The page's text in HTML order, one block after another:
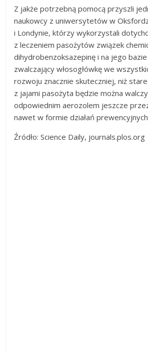
Z jakże potrzebną pomocą przyszli
naukowcy z uniwersytetów w
i Londynie, którzy wykorzystali
z leczeniem pasożytów związek
dihydrobenzoksazepinę i na jego
zwalczający włosogłówkę we
rozwoju znacznie skuteczniej, niż
z jajami pasożyta będzie można
odpowiednim aerozolem jeszcze
nawet w formie działań
Źródło: Science Daily, journals.plos.org